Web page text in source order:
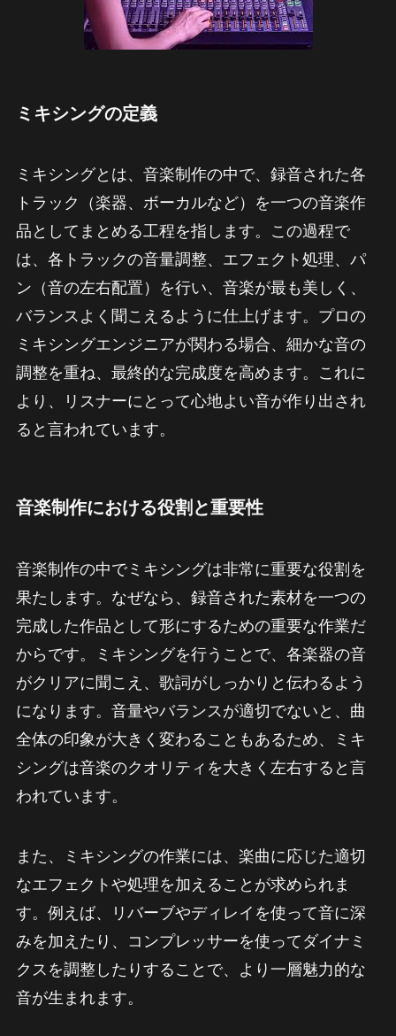
ミキシングの定義
ミキシングとは、音楽制作の中で、録音された各
トラック（楽器、ボーカルなど）を一つの音楽作
品としてまとめる工程を指します。この過程で
は、各トラックの音量調整、エフェクト処理、パ
ン（音の左右配置）を行い、音楽が最も美しく、
バランスよく聞こえるように仕上げます。プロの
ミキシングエンジニアが関わる場合、細かな音の
調整を重ね、最終的な完成度を高めます。これに
より、リスナーにとって心地よい音が作り出され
ると言われています。
音楽制作における役割と重要性
音楽制作の中でミキシングは非常に重要な役割を
果たします。なぜなら、録音された素材を一つの
完成した作品として形にするための重要な作業だ
からです。ミキシングを行うことで、各楽器の音
がクリアに聞こえ、歌詞がしっかりと伝わるよう
になります。音量やバランスが適切でないと、曲
全体の印象が大きく変わることもあるため、ミキ
シングは音楽のクオリティを大きく左右すると言
われています。
また、ミキシングの作業には、楽曲に応じた適切
なエフェクトや処理を加えることが求められま
す。例えば、リバーブやディレイを使って音に深
みを加えたり、コンプレッサーを使ってダイナミ
クスを調整したりすることで、より一層魅力的な
音が生まれます。